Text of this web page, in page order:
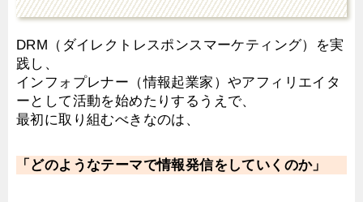
DRM（ダイレクトレスポンスマーケティング）を実
践し、
インフォプレナー（情報起業家）やアフィリエイタ
ーとして活動を始めたりするうえで、
最初に取り組むべきなのは、
「どのようなテーマで情報発信をしていくのか」